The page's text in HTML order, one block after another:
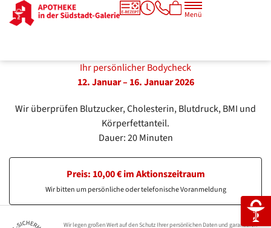
Menü
Ihr persönlicher Bodycheck
12. Januar – 16. Januar 2026
Wir überprüfen Blutzucker, Cholesterin, Blutdruck, BMI und
Körperfettanteil.
Dauer: 20 Minuten
Preis: 10,00 € im Aktionszeitraum
Wir bitten um persönliche oder telefonische Voranmeldung
Wir legen großen Wert auf den Schutz Ihrer persönlichen Daten und garantieren